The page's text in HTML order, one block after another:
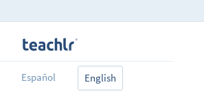
resuelto en un determinado periodo de tiempo.
aprendizaje
Español English